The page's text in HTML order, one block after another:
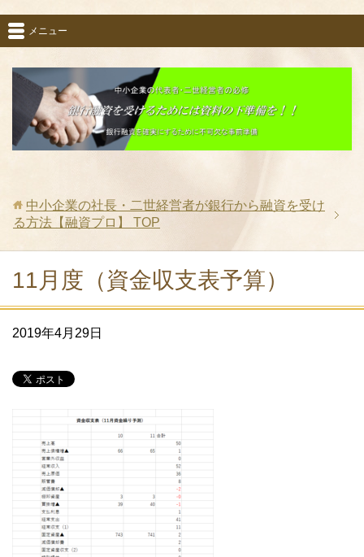
メニュー
中小企業の社長・二世経営者が銀行から融資を受け
る方法【融資プロ】
TOP
11月度（資金収支表予算）
2019年4月29日